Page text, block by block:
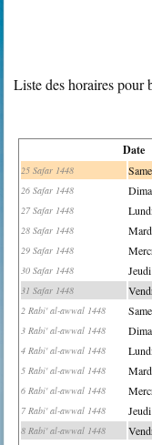
Liste des horaires pour
Date
25 Safar 1448
26 Safar 1448
27 Safar 1448
28 Safar 1448
29 Safar 1448
30 Safar 1448
31 Safar 1448
2 Rabi' al-awwal 1448
3 Rabi' al-awwal 1448
4 Rabi' al-awwal 1448
5 Rabi' al-awwal 1448
6 Rabi' al-awwal 1448
7 Rabi' al-awwal 1448
8 Rabi' al-awwal 1448